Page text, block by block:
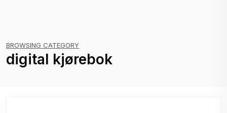
BROWSING CATEGORY
digital kjørebok